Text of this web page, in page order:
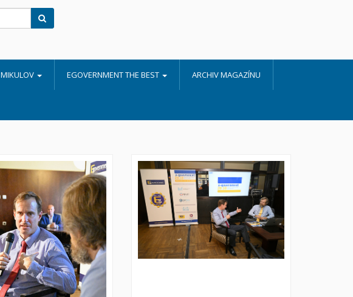
MIKULOV EGOVERNMENT THE BEST ARCHIV MAGAZÍNU